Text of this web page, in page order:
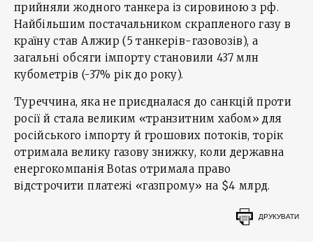
прийняли жодного танкера із сировиною з рф.
Найбільшим постачальником скрапленого газу в
країну став Алжир (5 танкерів-газовозів), а
загальні обсяги імпорту становили 437 млн
кубометрів (-37% рік до року).
Туреччина, яка не приєдналася до санкцій проти
росії й стала великим «транзитним хабом» для
російського імпорту й грошових потоків, торік
отримала велику газову знижку, коли державна
енергокомпанія Botas отримала право
відстрочити платежі «газпрому» на $4 млрд.
ДРУКУВАТИ